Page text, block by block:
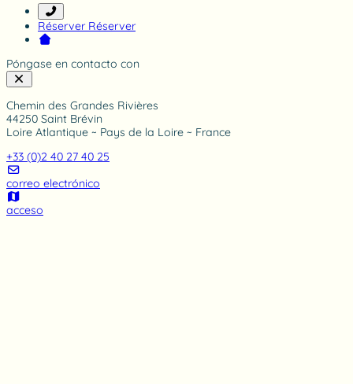
Réserver Réserver
Póngase en contacto con
Chemin des Grandes Rivières
44250 Saint Brévin
Loire Atlantique ~ Pays de la Loire ~ France
+33 (0)2 40 27 40 25
correo electrónico
acceso